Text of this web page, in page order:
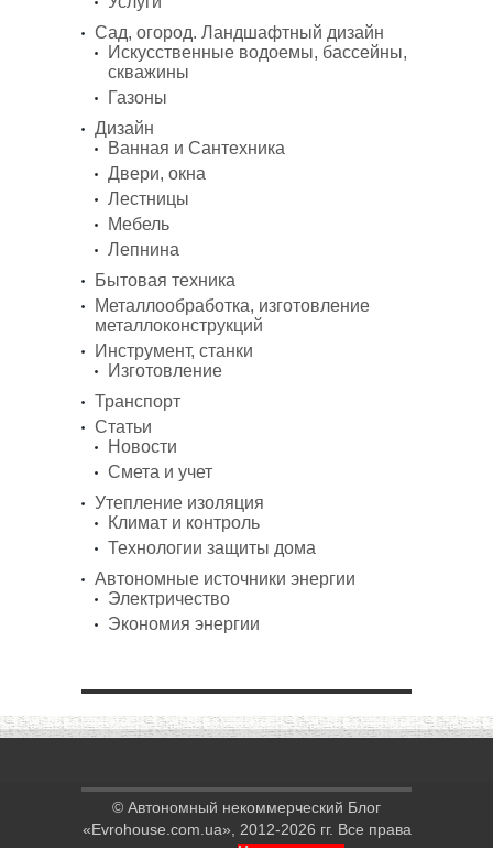
Сад, огород. Ландшафтный дизайн
Искусственные водоемы, бассейны,
скважины
Газоны
Дизайн
Ванная и Сантехника
Двери, окна
Лестницы
Мебель
Лепнина
Бытовая техника
Металлообработка, изготовление
металлоконструкций
Инструмент, станки
Изготовление
Транспорт
Статьи
Новости
Смета и учет
Утепление изоляция
Климат и контроль
Технологии защиты дома
Автономные источники энергии
Электричество
Экономия энергии
© Автономный некоммерческий Блог
«Evrohouse.com.ua», 2012-2026 гг. Все права